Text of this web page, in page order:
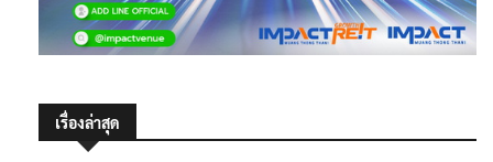
เรื่องล่าสุด